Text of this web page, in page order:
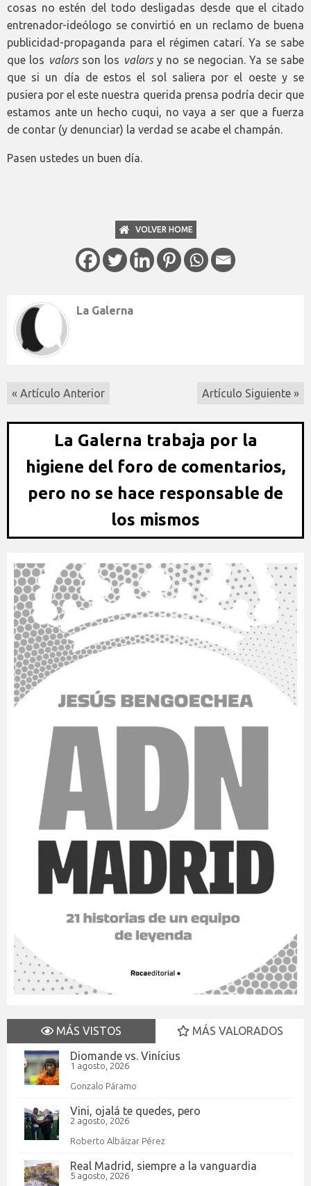
cosas no estén del todo desligadas desde que el citado
entrenador-ideólogo se convirtió en un reclamo de buena
publicidad-propaganda para el régimen catarí. Ya se sabe
que los valorsson los valorsy no se negocian. Ya se sabe
que si un día de estos el sol saliera por el oeste y se
pusiera por el este nuestra querida prensa podría decir que
estamos ante un hecho cuqui, no vaya a ser que a fuerza
de contar (y denunciar) la verdad se acabe el champán.
Pasen ustedes un buen día.
VOLVER HOME
La Galerna
« Artículo Anterior Artículo Siguiente »
La Galerna trabaja por la
higiene del foro de comentarios,
pero no se hace responsable de
los mismos
MÁS VISTOS
MÁS VALORADOS
Diomande vs. Vinícius
1 agosto, 2026
Gonzalo Páramo
Vini, ojalá te quedes, pero
2 agosto, 2026
Roberto Albáizar Pérez
Real Madrid, siempre a la vanguardia
5 agosto, 2026